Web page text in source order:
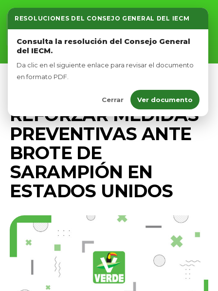
RESOLUCIONES DEL CONSEJO GENERAL DEL IECM
Consulta la resolución del Consejo General
del IECM.
Da clic en el siguiente enlace para revisar el documento
en formato PDF.
Cerrar Ver documento
Inicio
Nosotros
Afíliate
REFORZAR MEDIDAS
PREVENTIVAS ANTE
BROTE DE
SARAMPIÓN EN
ESTADOS UNIDOS